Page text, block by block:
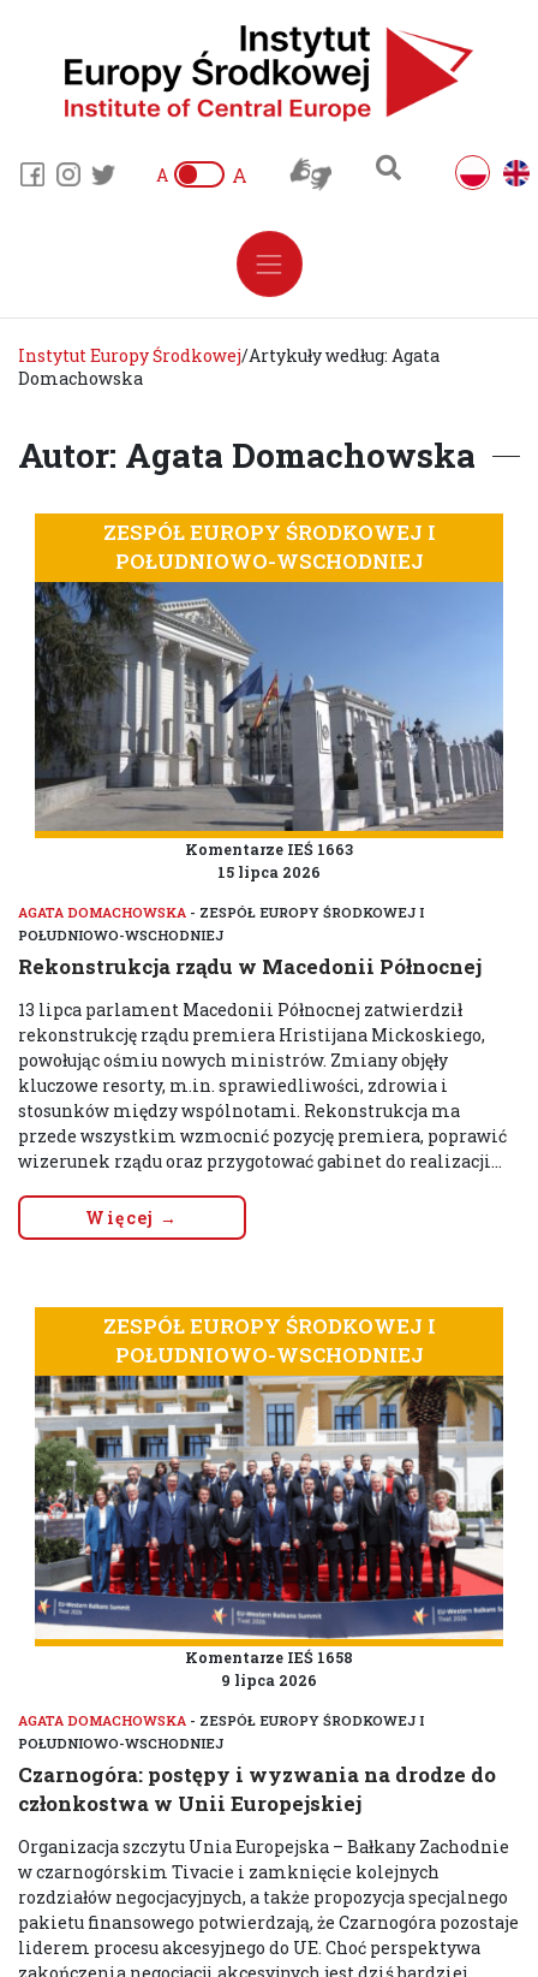
A A
Instytut Europy Środkowej/Artykuły według: Agata
Domachowska
Autor: Agata Domachowska
ZESPÓŁ EUROPY ŚRODKOWEJ I
POŁUDNIOWO-WSCHODNIEJ
Komentarze IEŚ 1663
15 lipca 2026
AGATA DOMACHOWSKA - ZESPÓŁ EUROPY ŚRODKOWEJ I
POŁUDNIOWO-WSCHODNIEJ
Rekonstrukcja rządu w Macedonii Północnej
13 lipca parlament Macedonii Północnej zatwierdził
rekonstrukcję rządu premiera Hristijana Mickoskiego,
powołując ośmiu nowych ministrów. Zmiany objęły
kluczowe resorty, m.in. sprawiedliwości, zdrowia i
stosunków między wspólnotami. Rekonstrukcja ma
przede wszystkim wzmocnić pozycję premiera, poprawić
wizerunek rządu oraz przygotować gabinet do realizacji...
Więcej →
ZESPÓŁ EUROPY ŚRODKOWEJ I
POŁUDNIOWO-WSCHODNIEJ
Komentarze IEŚ 1658
9 lipca 2026
AGATA DOMACHOWSKA - ZESPÓŁ EUROPY ŚRODKOWEJ I
POŁUDNIOWO-WSCHODNIEJ
Czarnogóra: postępy i wyzwania na drodze do
członkostwa w Unii Europejskiej
Organizacja szczytu Unia Europejska – Bałkany Zachodnie
w czarnogórskim Tivacie i zamknięcie kolejnych
rozdziałów negocjacyjnych, a także propozycja specjalnego
pakietu finansowego potwierdzają, że Czarnogóra pozostaje
liderem procesu akcesyjnego do UE. Choć perspektywa